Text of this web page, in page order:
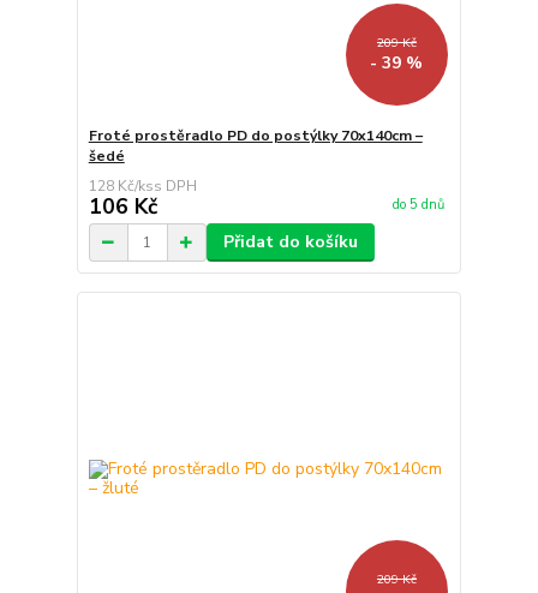
209 Kč
- 39 %
Froté prostěradlo PD do postýlky 70x140cm –
šedé
128 Kč/ks
106 Kč do 5 dnů
Přidat do košíku
209 Kč